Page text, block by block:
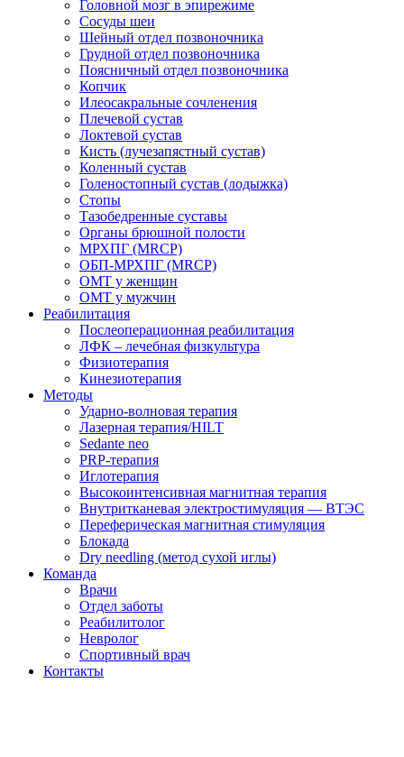
Головной мозг в эпирежиме
Сосуды шеи
Шейный отдел позвоночника
Грудной отдел позвоночника
Поясничный отдел позвоночника
Копчик
Илеосакральные сочленения
Плечевой сустав
Локтевой сустав
Кисть (лучезапястный сустав)
Коленный сустав
Голеностопный сустав (лодыжка)
Стопы
Тазобедренные суставы
Органы брюшной полости
МРХПГ (MRCP)
ОБП-МРХПГ (MRCP)
ОМТ у женщин
ОМТ у мужчин
Реабилитация
Послеоперационная реабилитация
ЛФК – лечебная физкультура
Физиотерапия
Кинезиотерапия
Методы
Ударно-волновая терапия
Лазерная терапия/HILT
Sedante neo
PRP-терапия
Иглотерапия
Высокоинтенсивная магнитная терапия
Внутритканевая электростимуляция — ВТЭС
Переферическая магнитная стимуляция
Блокада
Dry needling (метод сухой иглы)
Команда
Врачи
Отдел заботы
Реабилитолог
Невролог
Спортивный врач
Контакты